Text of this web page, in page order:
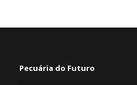
Pecuária do Futuro